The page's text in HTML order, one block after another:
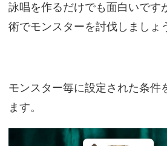
詠唱を作るだけでも面白いです
術でモンスターを討伐しましょ
モンスター毎に設定された条件
ます。